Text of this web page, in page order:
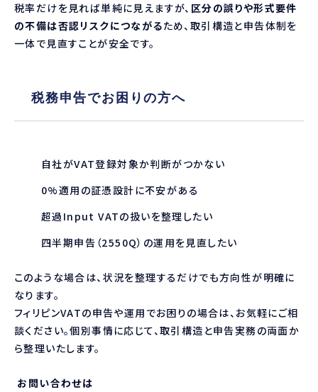
税率だけを見れば単純に見えますが、 区分の誤りや形式要件
の不備は否認リスクにつながるため、取引構造と申告体制を
一体で見直すことが安全です。
税務申告でお困りの方へ
自社がVAT登録対象か判断がつかない
0%適用の証憑設計に不安がある
超過Input VATの扱いを整理したい
四半期申告（2550Q）の運用を見直したい
このような場合は、状況を整理するだけでも方向性が明確に
なります。
フィリピンVATの申告や運用でお困りの場合は、お気軽にご相
談ください。個別事情に応じて、取引構造と申告実務の両面か
ら整理いたします。
お問い合わせは